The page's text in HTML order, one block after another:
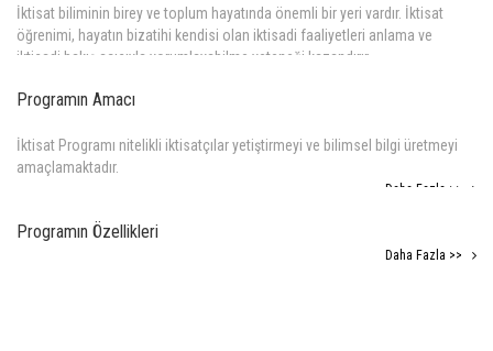
İktisat biliminin birey ve toplum hayatında önemli bir yeri vardır. İktisat
öğrenimi, hayatın bizatihi kendisi olan iktisadi faaliyetleri anlama ve
iktisadi bakış açısıyla yorumlayabilme yeteneği kazandırır.
Programın Amacı
İktisat Programı nitelikli iktisatçılar yetiştirmeyi ve bilimsel bilgi üretmeyi
amaçlamaktadır.
Daha Fazla >>
Programın Özellikleri
Daha Fazla >>